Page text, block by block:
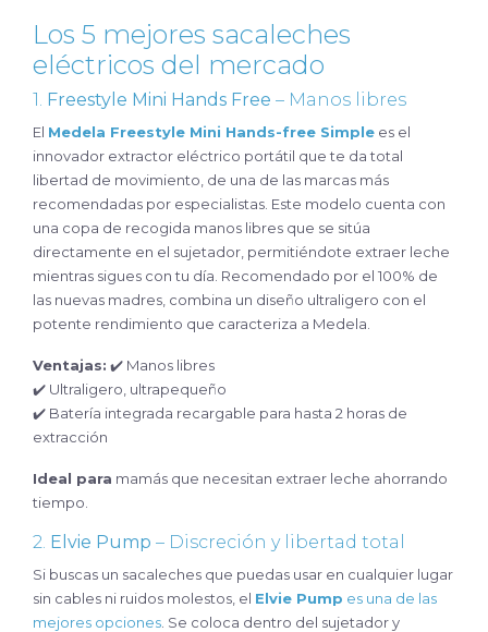
Los 5 mejores sacaleches
eléctricos del mercado
1. Freestyle Mini Hands Free – Manos libres
El Medela Freestyle Mini Hands-free Simple es el
innovador extractor eléctrico portátil que te da total
libertad de movimiento, de una de las marcas más
recomendadas por especialistas. Este modelo cuenta con
una copa de recogida manos libres que se sitúa
directamente en el sujetador, permitiéndote extraer leche
mientras sigues con tu día. Recomendado por el 100% de
las nuevas madres, combina un diseño ultraligero con el
potente rendimiento que caracteriza a Medela.
Ventajas: ✔️ Manos libres
✔️ Ultraligero, ultrapequeño
✔️ Batería integrada recargable para hasta 2 horas de
extracción
Ideal para mamás que necesitan extraer leche ahorrando
tiempo.
2. Elvie Pump – Discreción y libertad total
Si buscas un sacaleches que puedas usar en cualquier lugar
sin cables ni ruidos molestos, el Elvie Pump es una de las
mejores opciones . Se coloca dentro del sujetador y